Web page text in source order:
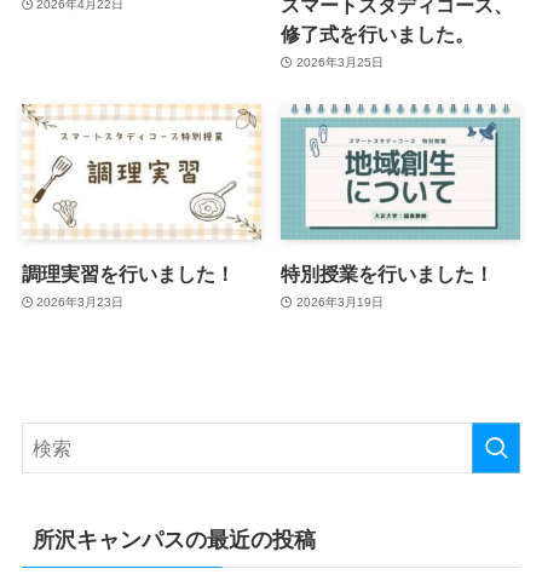
2026年4月22日
スマートスタディコース、
修了式を行いました。
2026年3月25日
調理実習を行いました！
2026年3月23日
特別授業を行いました！
2026年3月19日
所沢キャンパスの最近の投稿